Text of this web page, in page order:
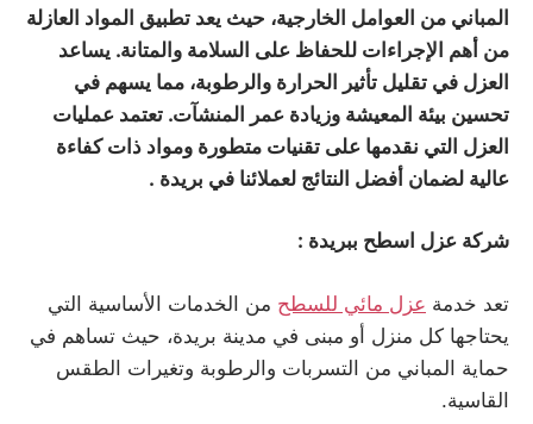
المباني من العوامل الخارجية، حيث يعد تطبيق المواد العازلة
من أهم الإجراءات للحفاظ على السلامة والمتانة. يساعد
العزل في تقليل تأثير الحرارة والرطوبة، مما يسهم في
تحسين بيئة المعيشة وزيادة عمر المنشآت. تعتمد عمليات
العزل التي نقدمها على تقنيات متطورة ومواد ذات كفاءة
عالية لضمان أفضل النتائج لعملائنا في بريدة .
شركة عزل اسطح ببريدة :
تعد خدمة عزل مائي للسطح من الخدمات الأساسية التي
يحتاجها كل منزل أو مبنى في مدينة بريدة، حيث تساهم في
حماية المباني من التسربات والرطوبة وتغيرات الطقس
القاسية.